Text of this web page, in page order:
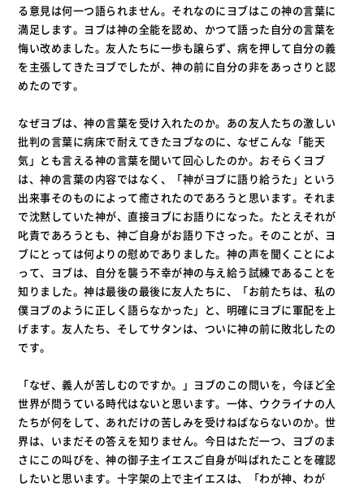
る意見は何一つ語られません。それなのにヨブはこの神の言葉に
満足します。ヨブは神の全能を認め、かつて語った自分の言葉を
悔い改めました。友人たちに一歩も譲らず、病を押して自分の義
を主張してきたヨブでしたが、神の前に自分の非をあっさりと認
めたのです。
なぜヨブは、神の言葉を受け入れたのか。あの友人たちの激しい
批判の言葉に病床で耐えてきたヨブなのに、なぜこんな「能天
気」とも言える神の言葉を聞いて回心したのか。おそらくヨブ
は、神の言葉の内容ではなく、「神がヨブに語り給うた」という
出来事そのものによって癒されたのであろうと思います。それま
で沈黙していた神が、直接ヨブにお語りになった。たとえそれが
叱責であろうとも、神ご自身がお語り下さった。そのことが、ヨ
ブにとっては何よりの慰めでありました。神の声を聞くことによ
って、ヨブは、自分を襲う不幸が神の与え給う試練であることを
知りました。神は最後の最後に友人たちに、「お前たちは、私の
僕ヨブのように正しく語らなかった」と、明確にヨブに軍配を上
げます。友人たち、そしてサタンは、ついに神の前に敗北したの
です。
「なぜ、義人が苦しむのですか。」ヨブのこの問いを，今ほど全
世界が問うている時代はないと思います。一体、ウクライナの人
たちが何をして、あれだけの苦しみを受けねばならないのか。世
界は、いまだその答えを知りません。今日はただ一つ、ヨブのま
さにこの叫びを、神の御子主イエスご自身が叫ばれたことを確認
したいと思います。十字架の上で主イエスは、「わが神、わが